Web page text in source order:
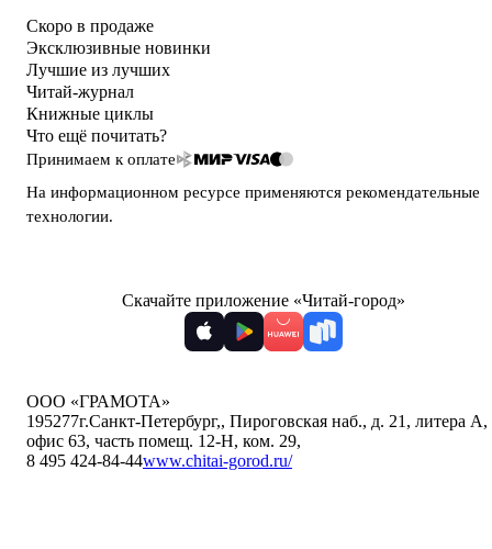
Скоро в продаже
Эксклюзивные новинки
Лучшие из лучших
Читай-журнал
Книжные циклы
Что ещё почитать?
Принимаем к оплате
На информационном ресурсе применяются рекомендательные
технологии.
Скачайте приложение «Читай-город»
ООО «ГРАМОТА»
195277г.Санкт-Петербург,, Пироговская наб., д. 21, литера А,
офис 63, часть помещ. 12-Н, ком. 29,
8 495 424-84-44www.chitai-gorod.ru/